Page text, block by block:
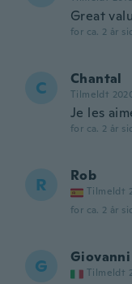
Great
for ca. 2 år
C Chantal
Tilmeldt
Je les
for ca. 2 år
R Rob
Tilmeldt
for ca. 2 år
G Giovanni
Tilmeldt